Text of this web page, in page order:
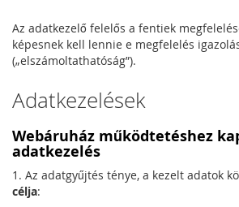
Az adatkezelő felelős a fentiek
képesnek kell lennie e megfelelés
(„elszámoltathatóság”).
Adatkezelések
Webáruház működtetéshez
adatkezelés
1. Az adatgyűjtés ténye, a kezelt adatok
célja: